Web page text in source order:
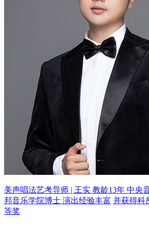
美声唱法艺考导师 | 王实 教龄13年 中央
邦音乐学院博士 演出经验丰富 并获得科
等奖